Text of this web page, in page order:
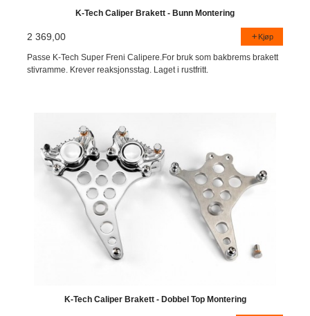
K-Tech Caliper Brakett - Bunn Montering
2 369,00 Kjøp
Passe K-Tech Super Freni Calipere.For bruk som bakbrems brakett
stivramme. Krever reaksjonsstag. Laget i rustfritt.
K-Tech Caliper Brakett - Dobbel Top Montering